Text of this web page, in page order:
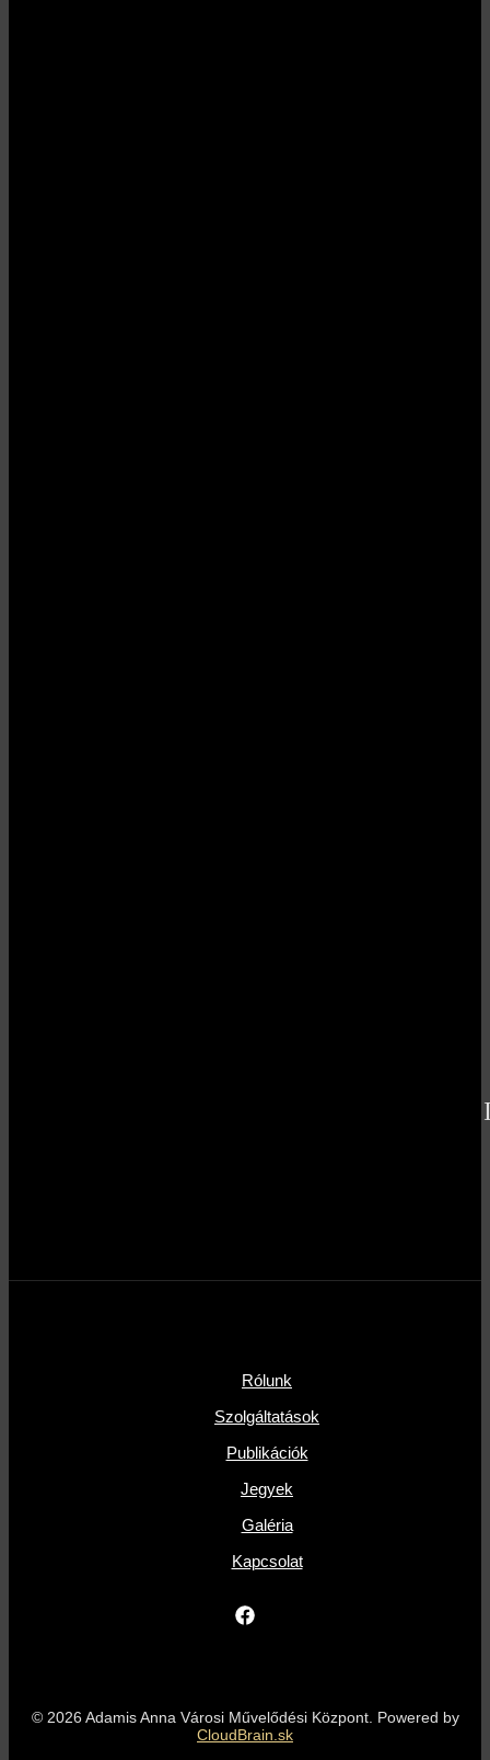
Rólunk
Szolgáltatások
Publikációk
Jegyek
Galéria
Kapcsolat
© 2026 Adamis Anna Városi Művelődési Központ. Powered by
CloudBrain.sk